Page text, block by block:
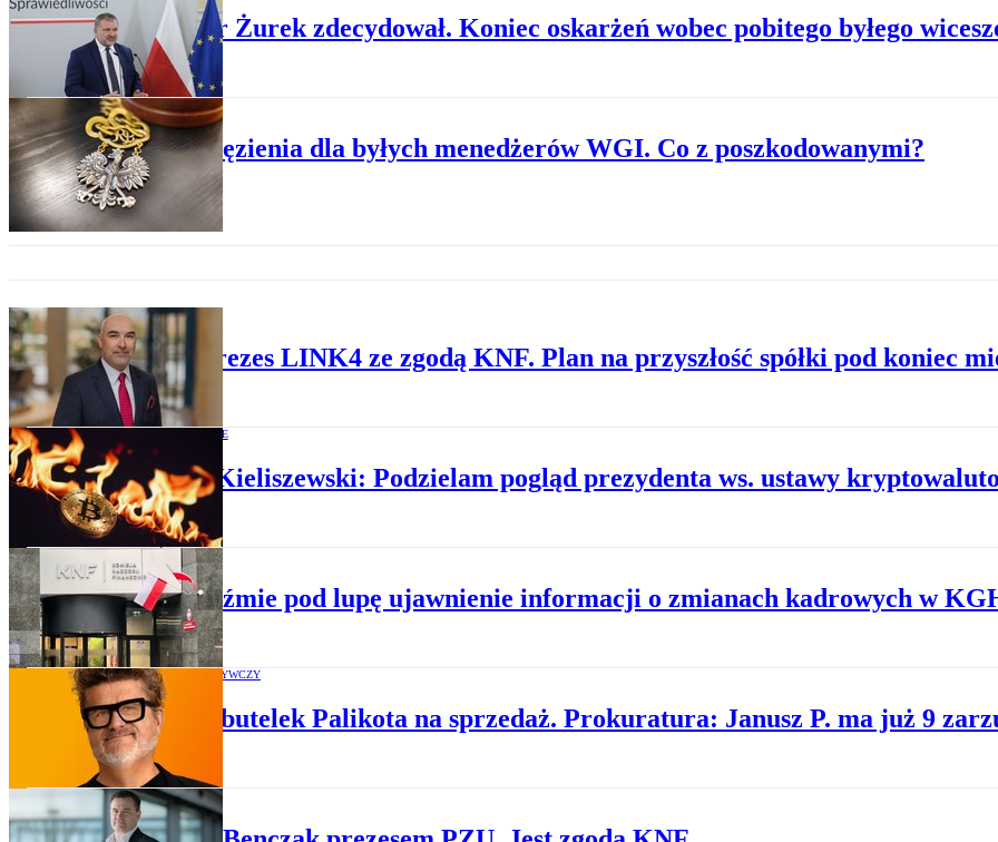
Minister Żurek zdecydował. Koniec oskarżeń wobec pobitego byłego
FINANSE
Kary więzienia dla byłych menedżerów WGI. Co z poszkodowanymi?
UBEZPIECZENIA
Nowy prezes LINK4 ze zgodą KNF. Plan na przyszłość spółki pod koniec
PRAWO W POLSCE
Leszek Kieliszewski: Podzielam pogląd prezydenta ws. ustawy
KNF weźmie pod lupę ujawnienie informacji o zmianach kadrowych w
PRZEMYSŁ SPOŻYWCZY
Tysiące butelek Palikota na sprzedaż. Prokuratura: Janusz P. ma już 9
UBEZPIECZENIA